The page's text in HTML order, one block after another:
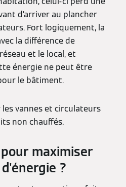
d’arriver au plancher
Fort logiquement, la
la différence de
et le local, et
énergie ne peut être
le bâtiment.
les vannes et circulateurs
non chauffés.
maximiser
?